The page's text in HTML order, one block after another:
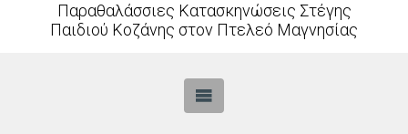
Παραθαλάσσιες Κατασκηνώσεις Στέγης
Παιδιού Κοζάνης στον Πτελεό Μαγνησίας